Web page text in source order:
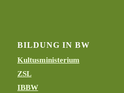
BILDUNG IN BW
Kultusministerium
ZSL
IBBW